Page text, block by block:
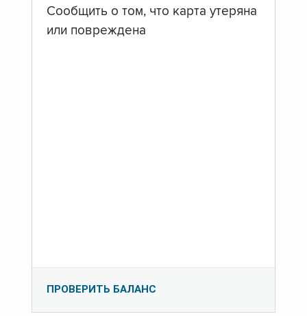
Сообщить о том, что карта утеряна
или повреждена
ПРОВЕРИТЬ БАЛАНС